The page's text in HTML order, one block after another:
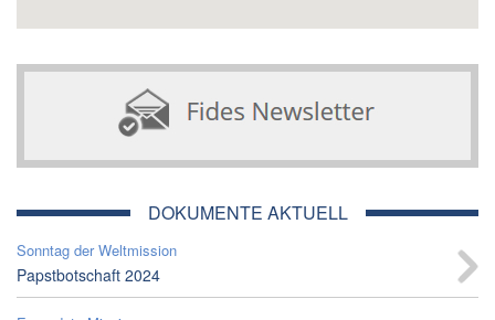
DOKUMENTE AKTUELL
Sonntag der Weltmission
Papstbotschaft 2024